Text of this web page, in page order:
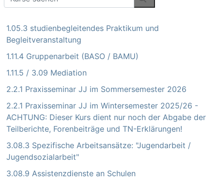
Kurse suchen
1.05.3 studienbegleitendes Praktikum und
Begleitveranstaltung
1.11.4 Gruppenarbeit (BASO / BAMU)
1.11.5 / 3.09 Mediation
2.2.1 Praxisseminar JJ im Sommersemester 2026
2.2.1 Praxisseminar JJ im Wintersemester 2025/26 -
ACHTUNG: Dieser Kurs dient nur noch der Abgabe der
Teilberichte, Forenbeiträge und TN-Erklärungen!
3.08.3 Spezifische Arbeitsansätze: "Jugendarbeit /
Jugendsozialarbeit"
3.08.9 Assistenzdienste an Schulen